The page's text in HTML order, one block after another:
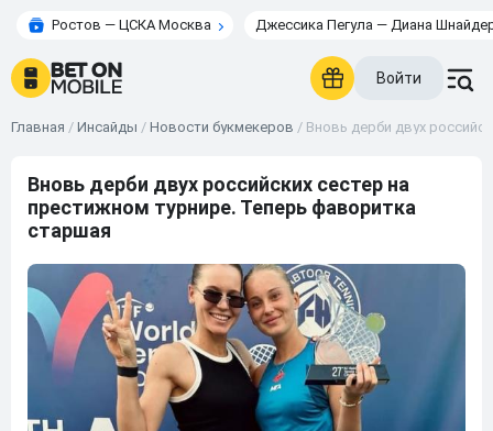
Ростов — ЦСКА Москва Джессика Пегула — Диана
Войти
Главная / Инсайды / Новости букмекеров / Вновь дерби двух
Вновь дерби двух российских сестер на
престижном турнире. Теперь фаворитка
старшая